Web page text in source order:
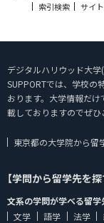
索引検索
サイ
デジタルハリウッド大学
SUPPORTでは、学校の
おります。大学情報だ
載しておりますのでぜひ
東京都の大学院から留
【学問から留学先を探
文系の学問が学べる留学
文学
語学 法学